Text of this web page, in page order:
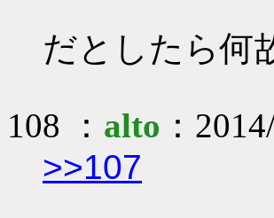
だとしたら何
108 ： alto ：
>>107